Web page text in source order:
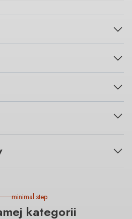
minimal step
kategorii